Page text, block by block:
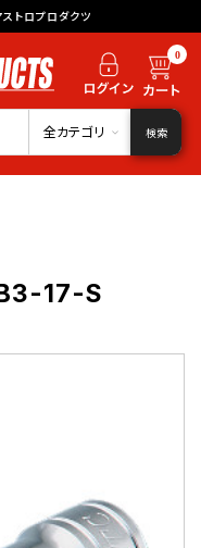
トロプロダクツ
0
全カテゴリ 検索
17-S